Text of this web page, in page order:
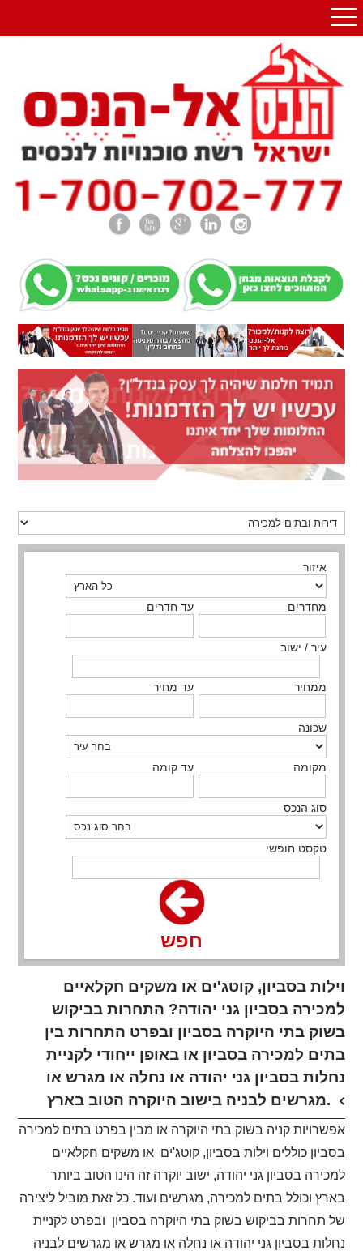
איזור
מחדרים עד חדרים
עיר / ישוב
ממחיר עד מחיר
שכונה
מקומה עד קומה
סוג הנכס
טקסט חופשי
חפש
וילות בסביון, קוטג'ים או משקים חקלאיים
למכירה בסביון גני יהודה? התחרות בביקוש
בשוק בתי היוקרה בסביון ובפרט התחרות בין
בתים למכירה בסביון או באופן ייחודי לקניית
נחלות בסביון גני יהודה או נחלה או מגרש או
מגרשים לבניה בישוב היוקרה הטוב בארץ.
אפשרויות קניה בשוק בתי היוקרה או מבין בפרט בתים למכירה
בסביון כוללים וילות בסביון, קוטג'ים או משקים חקלאיים
למכירה בסביון גני יהודה, ישוב יוקרה זה הינו הטוב ביותר
בארץ וכולל בתים למכירה, מגרשים ועוד. כל זאת מוביל ליצירה
של תחרות בביקוש בשוק בתי היוקרה בסביון ובפרט לקניית
נחלות בסביון גני יהודה או נחלה או מגרש או מגרשים לבניה